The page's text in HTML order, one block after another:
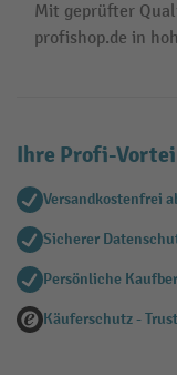
Mit geprüfter
profishop.de in
Ihre Profi-
Versandkostenfrei
Sicherer
Persönliche
Käuferschutz -